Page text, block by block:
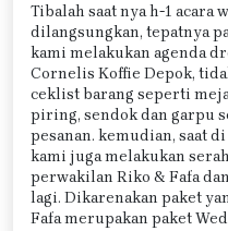
Tibalah saat nya h-1 acara
dilangsungkan, tepatnya
kami melakukan agenda
Cornelis Koffie Depok,
ceklist barang seperti
piring, sendok dan garpu
pesanan. kemudian, saat
kami juga melakukan
perwakilan Riko & Fafa
lagi. Dikarenakan paket
Fafa merupakan paket